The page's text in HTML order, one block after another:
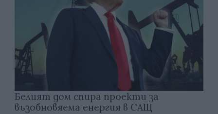
Белият дом спира проекти за
възобновяема енергия в САЩ